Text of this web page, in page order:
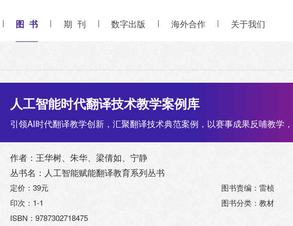
图 书 期 刊 数字出版 海外合作 关于我们
人工智能时代翻译技术教学案例库
引领AI时代翻译教学创新，汇聚翻译技术典范案例，以赛事成果反哺教学，
作者：王华树、朱华、梁倩如、宁静
丛书名：人工智能赋能翻译教育系列丛书
定价：39元
印次：1-1
ISBN：9787302718475
图书责编：雷桢
图书分类：教材